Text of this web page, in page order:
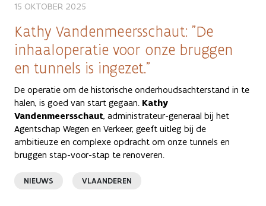
15 OKTOBER 2025
Kathy Vandenmeersschaut: "De
inhaaloperatie voor onze bruggen
en tunnels is ingezet."
De operatie om de historische onderhoudsachterstand in te
halen, is goed van start gegaan. Kathy
Vandenmeersschaut, administrateur-generaal bij het
Agentschap Wegen en Verkeer, geeft uitleg bij de
ambitieuze en complexe opdracht om onze tunnels en
bruggen stap-voor-stap te renoveren.
NIEUWS VLAANDEREN